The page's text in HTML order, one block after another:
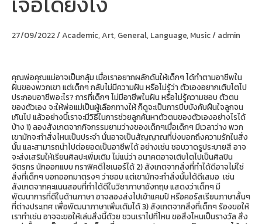
27/09/2022/Academic,Art, General, Language, Music/ admin
คุณพ่อคุณแม่อาจเป็นกลุ้ม เมื่อเราอยากผลักดันให้เด็กๆ ได้ทำตามอาชีพใน
ฝันของพวกเขา แต่เด็กๆ กลับไม่มีความฝัน หรือไม่รู้ว่า ตัวเองอยากเติบโตไป
ประกอบอาชีพอะไร? การที่เด็กๆ ไม่มีอาชีพในฝัน หรือไม่รู้ความชอบ ตัวตน
ของตัวเอง จะให้พ่อแม่เป็นผู้เลือกทางให้ ก็ดูจะเป็นการบีบบังคับฝืนใจลูกจน
เกินไป แล้วอย่างนี้เราจะมีวิธีในการช่วยลูกค้นหาตัวตนของตัวเองอย่างไรได้
บ้าง 1) ลองสังเกตจากกิจกรรมยามว่างของเด็กๆเมื่อเด็กๆ มีเวลาว่าง พวก
เขามักจะทำสิ่งไหนเป็นประจำ นั่นอาจเป็นสัญญาณที่บ่งบอกถึงความรักในสิ่ง
นั้น และสามารถนำไปต่อยอดเป็นอาชีพได้ อย่างเช่น ชอบวาดรูประบายสี อาจ
จะส่งเสริมให้เรียนศิลปะเพิ่มเติม ไม่แน่ว่า อนาคตอาจเติบโตไปเป็นศิลปิน
จิตรกร นักออกแบบ กราฟิคดีไซเนอร์ได้ 2) สังเกตจากสิ่งที่ทำได้ดีอาจไม่ใช่
สิ่งที่เด็กๆ บอกออกมาตรงๆ ว่าชอบ แต่เขามักจะทำสิ่งนั้นได้ดีเสมอ เช่น
สังเกตจากคะแนนสอบที่ทำได้ดีในวิชาภาษาอังกฤษ แสดงว่าเด็กๆ มี
พัฒนาการที่ดีในด้านภาษา อาจลองส่งไปเข้าแคมป์ หรือคอร์สเรียนภาษาสั้นๆ
ที่ต่างประเทศ เพื่อพัฒนาภาษาเพิ่มเติมได้ 3) สังเกตจากสิ่งที่เด็กๆ ร้องขอให้
เราทำเช่น อาจจะขอให้เล่นสิ่งนี้ด้วย ชวนเราไปที่ไหน ขอสิ่งไหนเป็นรางวัล สิ่ง
อาชีพ
จะ
หา
ตัว
เอง
เจอ
ได้
ยัง
ไง